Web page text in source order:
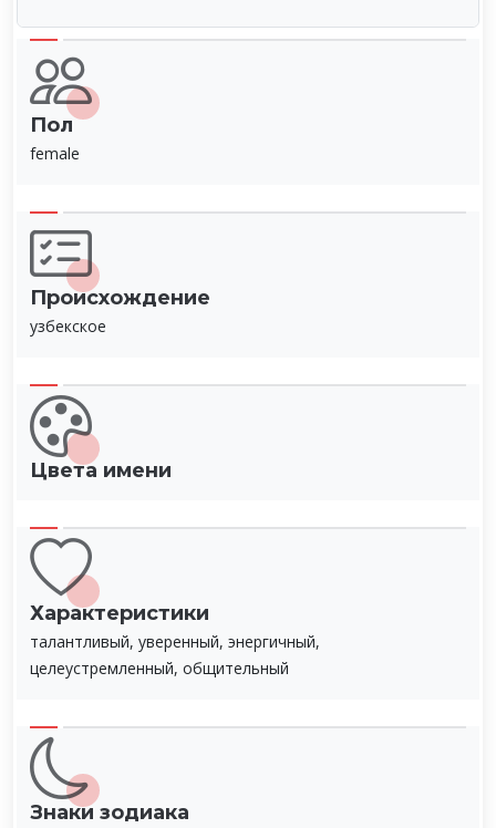
Пол
female
Происхождение
узбекское
Цвета имени
Характеристики
талантливый, уверенный, энергичный,
целеустремленный, общительный
Знаки зодиака